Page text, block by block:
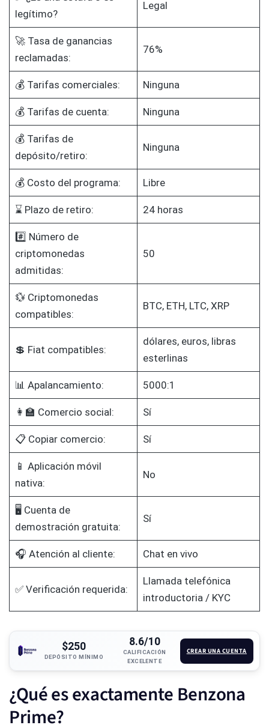
legítimo?
Legal
🚀 Tasa de ganancias
reclamadas:
76%
💰 Tarifas comerciales: Ninguna
💰 Tarifas de cuenta: Ninguna
💰 Tarifas de
depósito/retiro:
Ninguna
💰 Costo del programa: Libre
⌛ Plazo de retiro: 24 horas
#️⃣ Número de
criptomonedas
admitidas:
50
💱 Criptomonedas
compatibles:
BTC, ETH, LTC, XRP
💲 Fiat compatibles:
dólares, euros, libras
esterlinas
📊 Apalancamiento: 5000:1
👩‍🏫 Comercio social: Sí
📋 Copiar comercio: Sí
📱 Aplicación móvil
nativa:
No
🖥️ Cuenta de
demostración gratuita:
Sí
🎧 Atención al cliente: Chat en vivo
✅ Verificación requerida:
Llamada telefónica
introductoria / KYC
$250
DEPÓSITO MÍNIMO
8.6/10
CALIFICACIÓN
EXCELENTE
CREAR UNA CUENTA
¿Qué es exactamente Benzona
Prime?